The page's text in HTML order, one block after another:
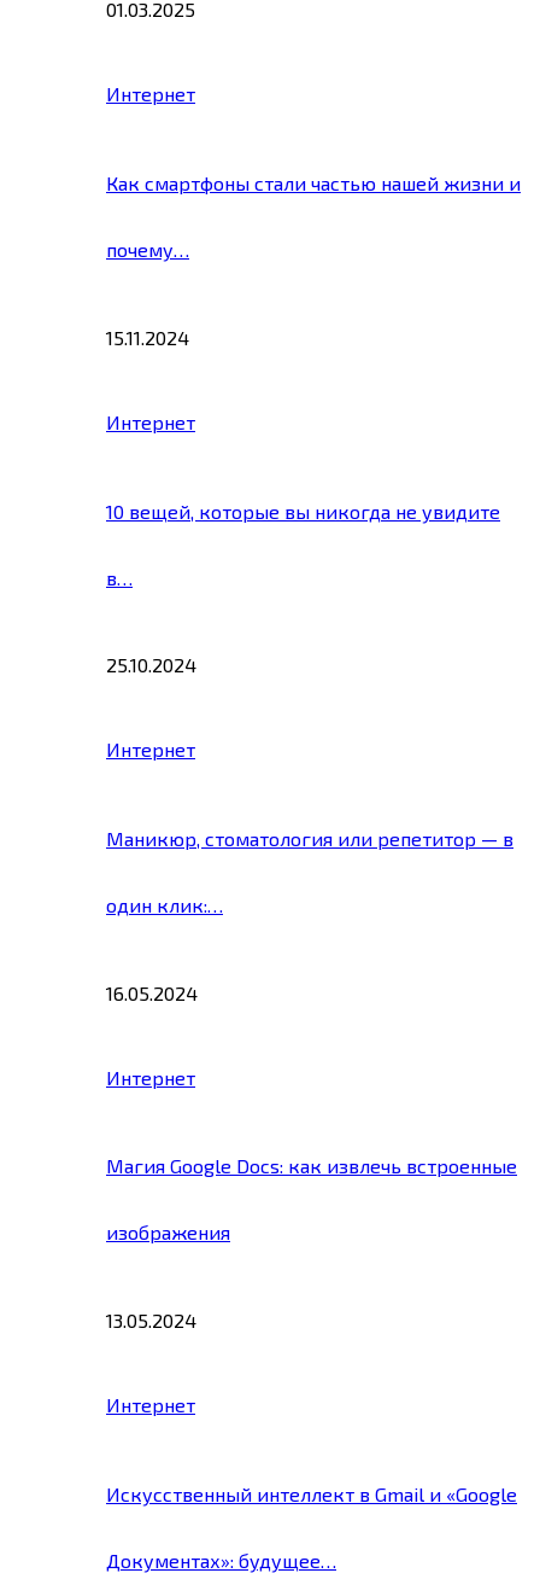
01.03.2025
Интернет
Как смартфоны стали частью нашей жизни и
почему…
15.11.2024
Интернет
10 вещей, которые вы никогда не увидите
в…
25.10.2024
Интернет
Маникюр, стоматология или репетитор — в
один клик:…
16.05.2024
Интернет
Магия Google Docs: как извлечь встроенные
изображения
13.05.2024
Интернет
Искусственный интеллект в Gmail и «Google
Документах»: будущее…